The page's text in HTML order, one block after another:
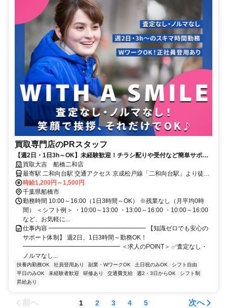
買取専門店のPRスタッフ
【週2日・1日3h～OK】未経験歓迎！チラシ配りや受付など簡単サポー
ト／40代～60代活躍中
買取大吉 船橋二和店
最寄駅 二和向台駅 交通アクセス 京成松戸線「二和向台駅」より徒歩
3分 ※勤務地は買取大吉 船橋二和店です ●交通費支給 ●車・バイク・
自転車通勤OK
時給1,200円～1,500円
千葉県船橋市
勤務時間 10:00～16:00（1日3時間～OK） ※残業なし（月平均0時
間） ＜シフト例＞ ・10:00～13:00 ・13:00～16:00 ・10:00～16:00
など、お気軽に...
仕事内容 ━━━━━━━━━━━━━━━━ 【知識ゼロでも安心の
サポート体制】 週2日、1日3時間～勤務OK！
━━━━━━━━━━━━━━━━ ＜求人のPOINT＞ ✅査定なし・
ノルマなし...
扶養内勤務OK 社員登用あり 副業・WワークOK 土日祝のみOK
シフト自由
平日のみOK
未経験者歓迎 研修あり 交通費支給 週2・3日からOK
シフト制
昇給あり
前へ 1 2 3 4 5 次へ